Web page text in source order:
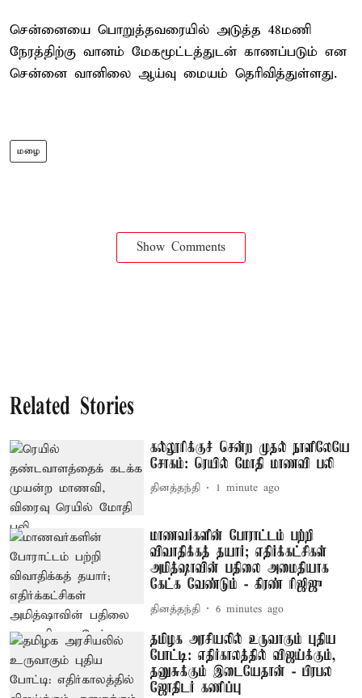
சென்னையை பொறுத்தவரையில் அடுத்த 48மணி
நேரத்திற்கு வானம் மேகமூட்டத்துடன் காணப்படும் என
சென்னை வானிலை ஆய்வு மையம் தெரிவித்துள்ளது.
மழை
Show Comments
Related Stories
கல்லூரிக்குச் சென்ற முதல் நாளிலேயே
சோகம்: ரெயில் மோதி மாணவி பலி
தினத்தந்தி 1 minute ago
மாணவர்களின் போராட்டம் பற்றி
விவாதிக்கத் தயார்; எதிர்க்கட்சிகள்
அமித்ஷாவின் பதிலை அமைதியாக
கேட்க வேண்டும் - கிரண் ரிஜிஜு
தினத்தந்தி 6 minutes ago
தமிழக அரசியலில் உருவாகும் புதிய
போட்டி: எதிர்காலத்தில் விஜய்க்கும்,
தனுசுக்கும் இடையேதான் - பிரபல
ஜோதிடர் கணிப்பு